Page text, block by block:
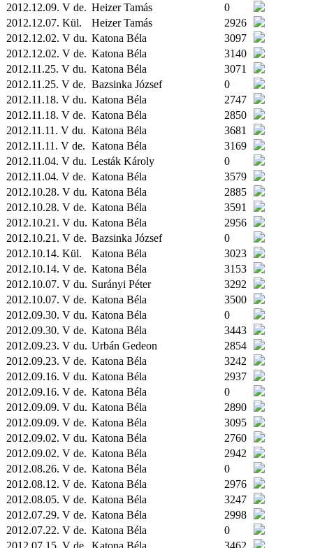
2012.12.09. V de. Heizer Tamás
0
2012.12.07. Kül. Heizer Tamás
2926
2012.12.02. V du. Katona Béla
3097
2012.12.02. V de. Katona Béla
3140
2012.11.25. V du. Katona Béla
3071
2012.11.25. V de. Bazsinka József
0
2012.11.18. V du. Katona Béla
2747
2012.11.18. V de. Katona Béla
2850
2012.11.11. V du. Katona Béla
3681
2012.11.11. V de. Katona Béla
3169
2012.11.04. V du. Lesták Károly
0
2012.11.04. V de. Katona Béla
3579
2012.10.28. V du. Katona Béla
2885
2012.10.28. V de. Katona Béla
3591
2012.10.21. V du. Katona Béla
2956
2012.10.21. V de. Bazsinka József
0
2012.10.14. Kül. Katona Béla
3023
2012.10.14. V de. Katona Béla
3153
2012.10.07. V du. Surányi Péter
3292
2012.10.07. V de. Katona Béla
3500
2012.09.30. V du. Katona Béla
0
2012.09.30. V de. Katona Béla
3443
2012.09.23. V du. Urbán Gedeon
2854
2012.09.23. V de. Katona Béla
3242
2012.09.16. V du. Katona Béla
2937
2012.09.16. V de. Katona Béla
0
2012.09.09. V du. Katona Béla
2890
2012.09.09. V de. Katona Béla
3095
2012.09.02. V du. Katona Béla
2760
2012.09.02. V de. Katona Béla
2942
2012.08.26. V de. Katona Béla
0
2012.08.12. V de. Katona Béla
2976
2012.08.05. V de. Katona Béla
3247
2012.07.29. V de. Katona Béla
2998
2012.07.22. V de. Katona Béla
0
2012.07.15. V de. Katona Béla
3462